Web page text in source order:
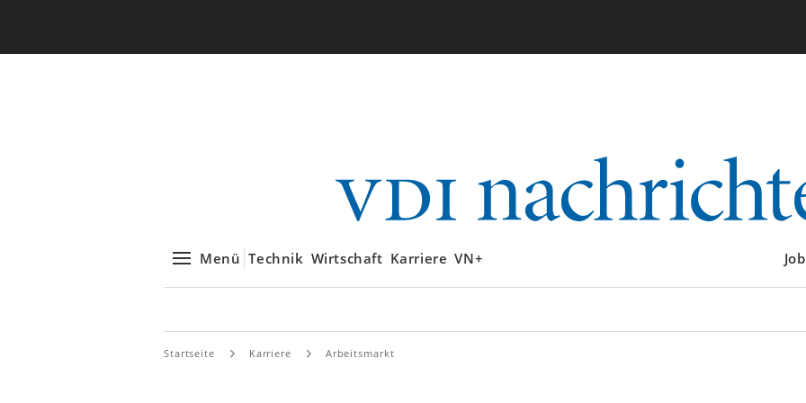
Menü Technik Wirtschaft Karriere VN+
Startseite Karriere Arbeitsmarkt